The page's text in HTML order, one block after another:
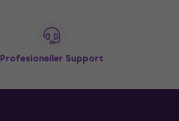
Profesioneller Support